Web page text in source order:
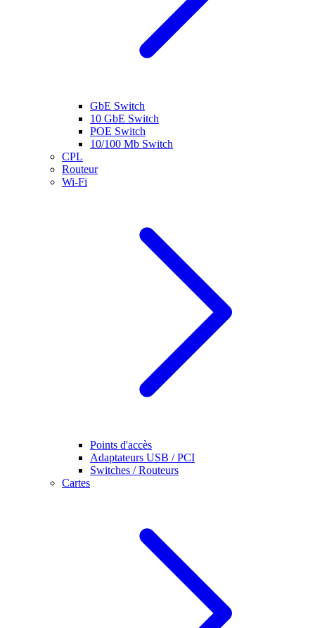
GbE Switch
10 GbE Switch
POE Switch
10/100 Mb Switch
CPL
Routeur
Wi-Fi
Points d'accès
Adaptateurs USB / PCI
Switches / Routeurs
Cartes